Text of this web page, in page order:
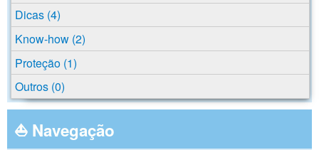
Dicas (4)
Know-how (2)
Proteção (1)
Outros (0)
⛵ Navegação